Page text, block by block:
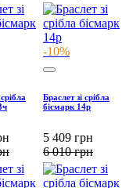
-10%
Браслет зі срібла
бісмарк 14р
5 409 грн
6 010грн